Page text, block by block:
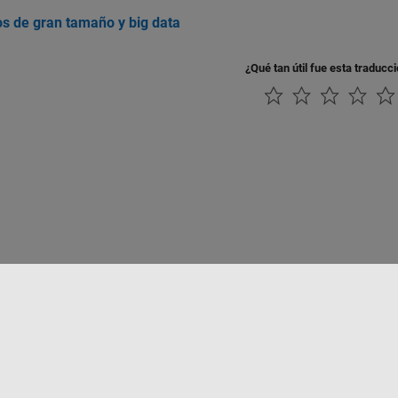
de gran tamaño y big data
¿Qué tan útil fue esta